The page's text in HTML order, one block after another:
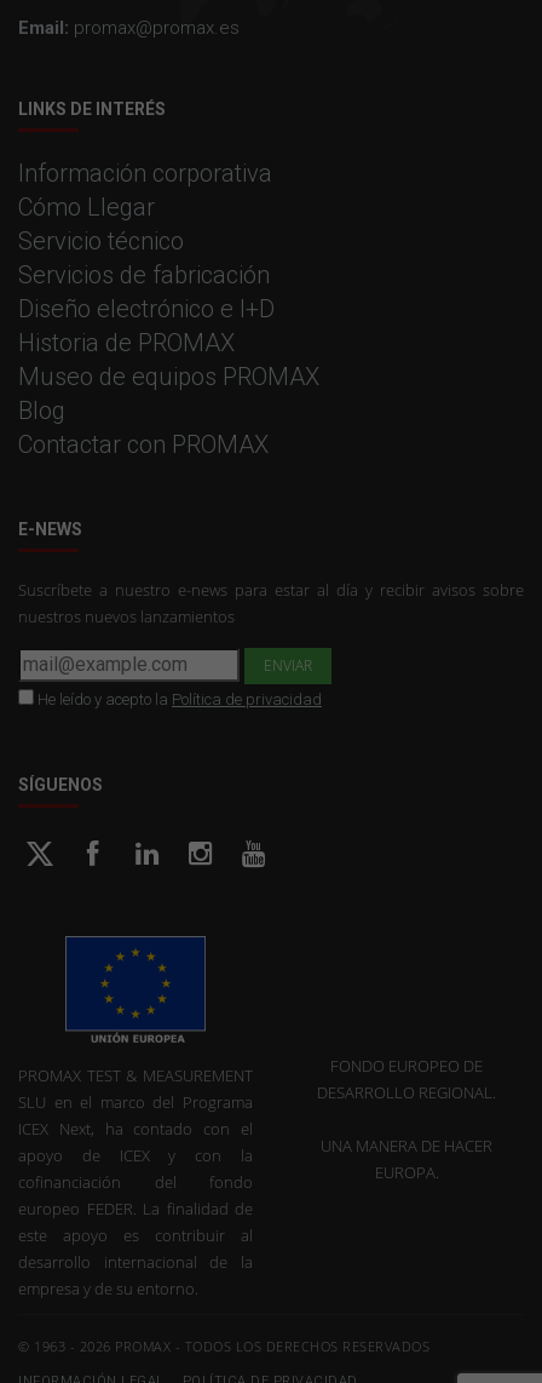
Email: promax@promax.es
LINKS DE INTERÉS
Información corporativa
Cómo Llegar
Servicio técnico
Servicios de fabricación
Diseño electrónico e I+D
Historia de PROMAX
Museo de equipos PROMAX
Blog
Contactar con PROMAX
E-NEWS
Suscríbete a nuestro e-news para estar al día y recibir avisos sobre
nuestros nuevos lanzamientos
He leído y acepto la Política de privacidad
SÍGUENOS
PROMAX TEST & MEASUREMENT
SLU en el marco del Programa
ICEX Next, ha contado con el
apoyo de ICEX y con la
cofinanciación del fondo
europeo FEDER. La finalidad de
este apoyo es contribuir al
desarrollo internacional de la
empresa y de su entorno.
FONDO EUROPEO DE
DESARROLLO REGIONAL.
UNA MANERA DE HACER
EUROPA.
© 1963 - 2026 PROMAX - TODOS LOS DERECHOS RESERVADOS